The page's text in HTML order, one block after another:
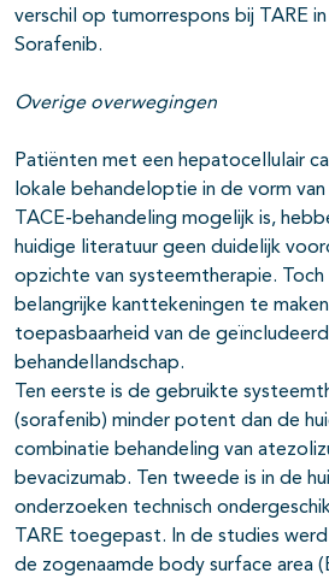
verschil op tumorrespons bij TARE
Sorafenib.
Overige overwegingen
Patiënten met een hepatocellulair
lokale behandeloptie in de vorm
TACE-behandeling mogelijk is,
huidige literatuur geen duidelijk
opzichte van systeemtherapie. Toch
belangrijke kanttekeningen te
toepasbaarheid van de
behandellandschap.
Ten eerste is de gebruikte
(sorafenib) minder potent dan de
combinatie behandeling van
bevacizumab. Ten tweede is in de
onderzoeken technisch
TARE toegepast. In de studies
de zogenaamde body surface area